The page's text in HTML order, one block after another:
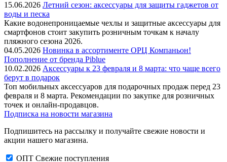
15.06.2026 Летний сезон: аксессуары для защиты гаджетов от
воды и песка
Какие водонепроницаемые чехлы и защитные аксессуары для
смартфонов стоит закупить розничным точкам к началу
пляжного сезона 2026.
04.05.2026 Новинка в ассортименте OРЦ Компаньон!
Пополнение от бренда Piblue
10.02.2026 Аксессуары к 23 февраля и 8 марта: что чаще всего
берут в подарок
Топ мобильных аксессуаров для подарочных продаж перед 23
февраля и 8 марта. Рекомендации по закупке для розничных
точек и онлайн-продавцов.
Подписка на новости магазина
Подпишитесь на рассылку и получайте свежие новости и
акции нашего магазина.
ОПТ Свежие поступления